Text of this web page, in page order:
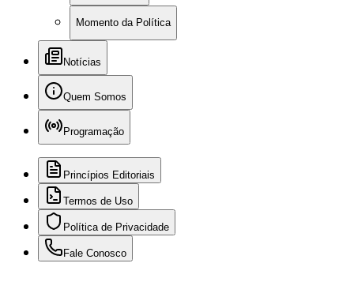
Momento da Política
Notícias
Quem Somos
Programação
Princípios Editoriais
Termos de Uso
Política de Privacidade
Fale Conosco